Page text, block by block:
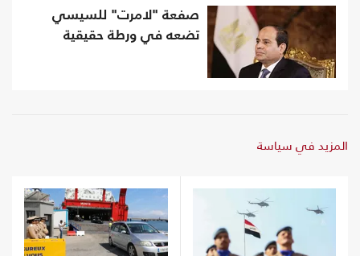
صفعة "لامرت" للسيسي
تضعه في ورطة حقيقية
المزيد في سياسة